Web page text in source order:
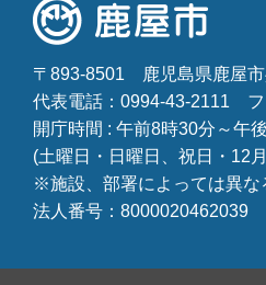
〒893-8501
鹿児島県鹿屋
代表電話：0994-43-2111
開庁時間 : 午前8時30分～午
(土曜日・日曜日、祝日・12
※施設、部署によっては異な
法人番号：8000020462039